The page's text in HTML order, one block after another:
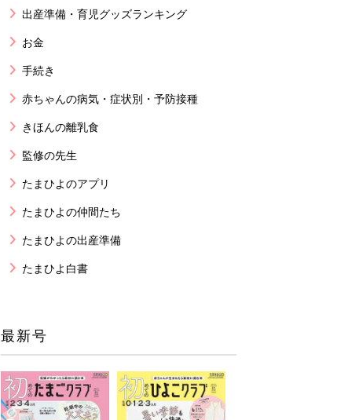
出産準備・育児グッズランキング
お金
手続き
赤ちゃんの病気・症状別・予防接種
きほんの離乳食
監修の先生
たまひよのアプリ
たまひよの仲間たち
たまひよの出産準備
たまひよ白書
最新号